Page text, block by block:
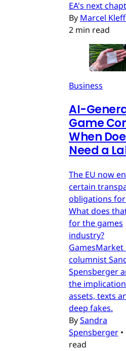
EA's next
By Marcel
2 min read
Business
AI-
Game
When
Need a
The EU now
certain
obligations for
What does
for the games
industry?
GamesMarket
columnist
Spensberger
the
assets, texts
deep fakes.
BySandra
Spensberger •
read